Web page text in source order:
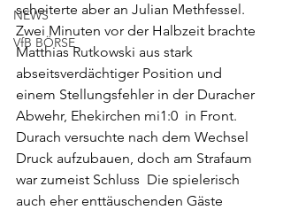
NEWS
VfB BÖRSE
scheiterte aber an Julian Methfessel.
Zwei Minuten vor der Halbzeit brachte
Matthias Rutkowski aus stark
abseitsverdächtiger Position und
einem Stellungsfehler in der Duracher
Abwehr, Ehekirchen mi1:0  in Front.
Durach versuchte nach dem Wechsel
Druck aufzubauen, doch am Strafaum
war zumeist Schluss  Die spielerisch
auch eher enttäuschenden Gäste